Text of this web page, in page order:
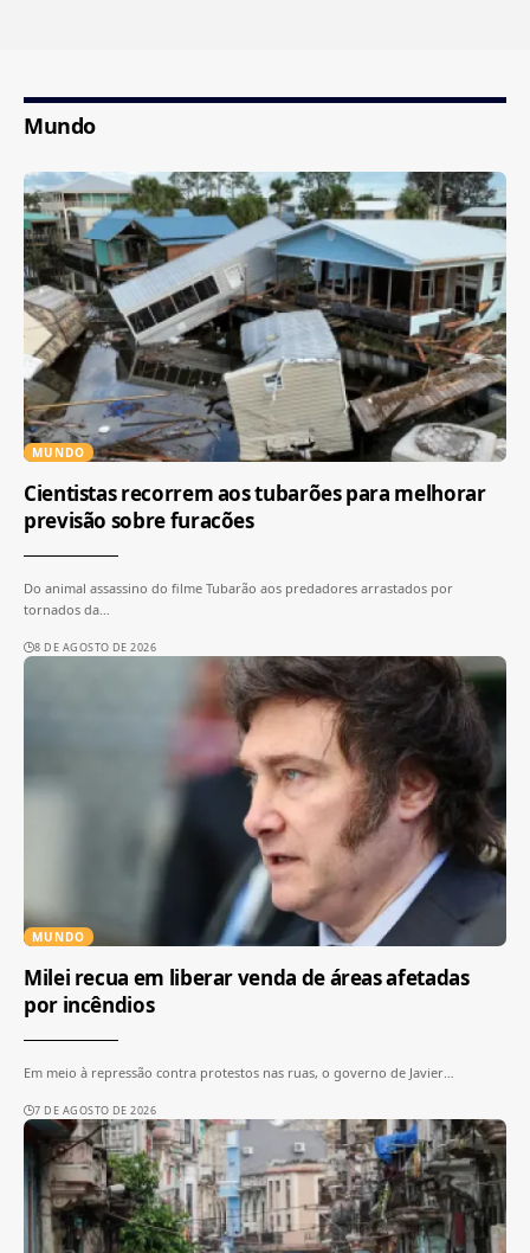
Mundo
MUNDO
Cientistas recorrem aos tubarões para melhorar
previsão sobre furacões
Do animal assassino do filme Tubarão aos predadores arrastados por
tornados da…
8 DE AGOSTO DE 2026
MUNDO
Milei recua em liberar venda de áreas afetadas
por incêndios
Em meio à repressão contra protestos nas ruas, o governo de Javier
7 DE AGOSTO DE 2026